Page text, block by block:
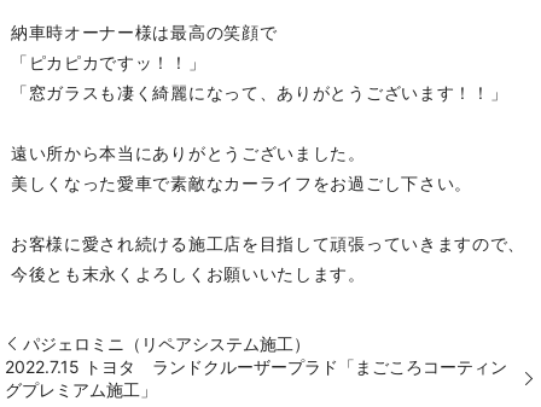
納車時オーナー様は最高の笑顔で
「ピカピカですッ！！」
「窓ガラスも凄く綺麗になって、ありがとうございます！！」
遠い所から本当にありがとうございました。
美しくなった愛車で素敵なカーライフをお過ごし下さい。
お客様に愛され続ける施工店を目指して頑張っていきますので、
今後とも末永くよろしくお願いいたします。
パジェロミニ（リペアシステム施工）
2022.7.15 トヨタ ランドクルーザープラド「まごころコーティン
グプレミアム施工」